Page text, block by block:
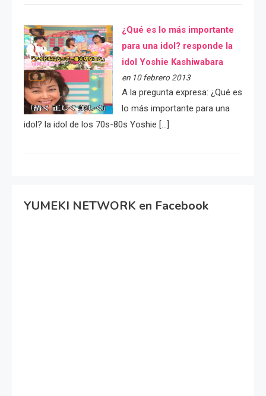
¿Qué es lo más importante
para una idol? responde la
idol Yoshie Kashiwabara
en 10 febrero 2013
A la pregunta expresa: ¿Qué es
lo más importante para una
idol? la idol de los 70s-80s Yoshie […]
YUMEKI NETWORK en Facebook